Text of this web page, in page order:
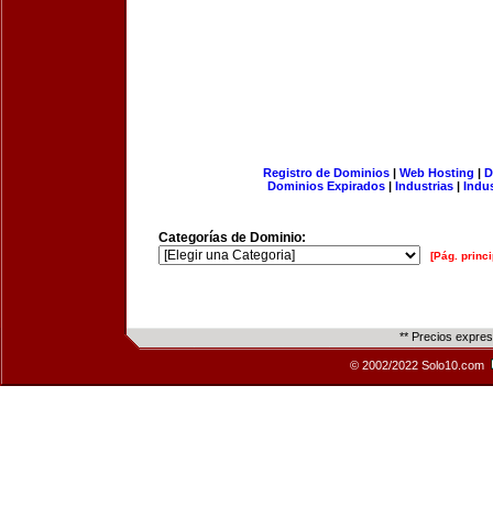
Registro de Dominios| Web Hosting |
Dominios Expirados | Industrias |
Categorías de Dominio:
[Pág.
** Precios
© 2002/2022 Solo10.com